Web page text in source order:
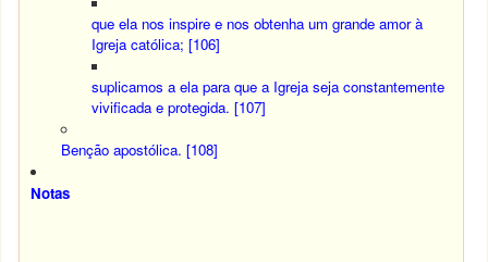
que ela nos inspire e nos obtenha um grande amor à
Igreja católica; [106]
suplicamos a ela para que a Igreja seja constantemente
vivificada e protegida. [107]
Benção apostólica. [108]
Notas